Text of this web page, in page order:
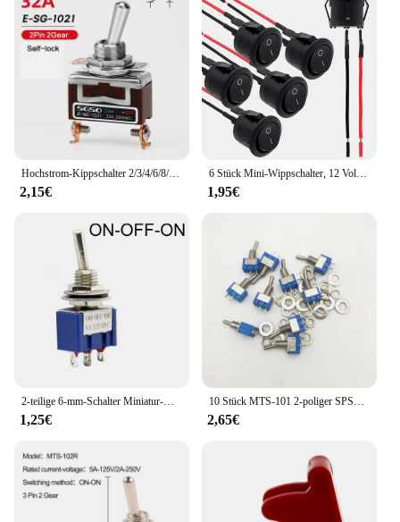
Hochstrom-Kippschalter 2/3/4/6/8/9/12 Pin Selbst rückstellung/selbstsicher nder Silber kontakt Kupfers tift 32a 250vac
2,15€
6 Stück Mini-Wippschalter, 12 Volt, EIN-Aus-Kippschalter mit vorverkabeltem 6 A/250 V, 10 A/125 V AC, 12 V DC, elektrische Schalter für Heimwerker
1,95€
1,25€ 2,65€